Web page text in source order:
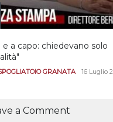
a capo: chiedevano solo
GRANATA 16 Luglio
a Comment